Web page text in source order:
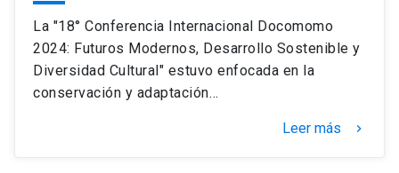
La "18° Conferencia Internacional Docomomo
2024: Futuros Modernos, Desarrollo Sostenible y
Diversidad Cultural" estuvo enfocada en la
conservación y adaptación…
Leer más keyboard_arrow_right